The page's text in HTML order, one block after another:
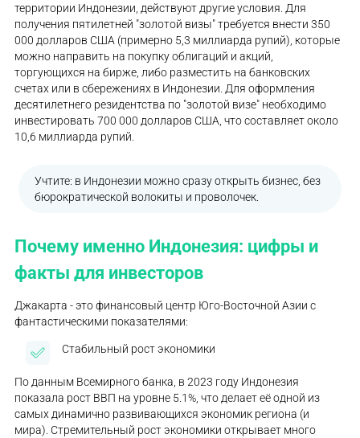
территории Индонезии, действуют другие условия. Для
получения пятилетней "золотой визы" требуется внести 350
000 долларов США (примерно 5,3 миллиарда рупий), которые
можно направить на покупку облигаций и акций,
торгующихся на бирже, либо разместить на банковских
счетах или в сбережениях в Индонезии. Для оформления
десятилетнего резидентства по "золотой визе" необходимо
инвестировать 700 000 долларов США, что составляет около
10,6 миллиарда рупий.
Учтите: в Индонезии можно сразу открыть бизнес, без
бюрократической волокиты и проволочек.
Почему именно Индонезия: цифры и
факты для инвесторов
Джакарта - это финансовый центр Юго-Восточной Азии с
фантастическими показателями:
Стабильный рост экономики
По данным Всемирного банка, в 2023 году Индонезия
показала рост ВВП на уровне 5.1%, что делает её одной из
самых динамично развивающихся экономик региона (и
мира). Стремительный рост экономики открывает много